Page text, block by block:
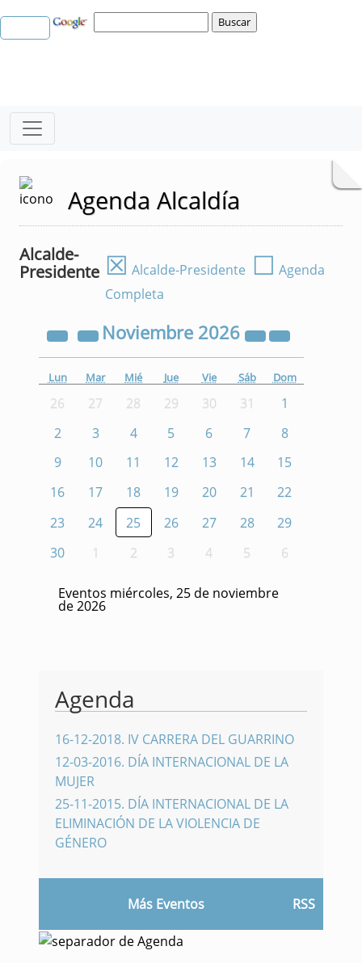
Agenda Alcaldía
Alcalde-
Presidente ☒ Alcalde-Presidente ☐ Agenda
Completa
Noviembre 2026
Lun Mar Mié Jue Vie Sáb Dom
26 27 28 29 30 31
1
2
3 4 5 6 7
8
9
10 11 12 13 14
15
16
17 18 19 20 21
22
23
24 25 26 27 28
29
30
1 2 3 4 5 6
Eventos miércoles, 25 de noviembre
de 2026
Agenda
16-12-2018. IV CARRERA DEL GUARRINO
12-03-2016. DÍA INTERNACIONAL DE LA
MUJER
25-11-2015. DÍA INTERNACIONAL DE LA
ELIMINACIÓN DE LA VIOLENCIA DE
GÉNERO
Más Eventos RSS